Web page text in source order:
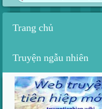
Trang chủ
Truyện ngẫu nhiên